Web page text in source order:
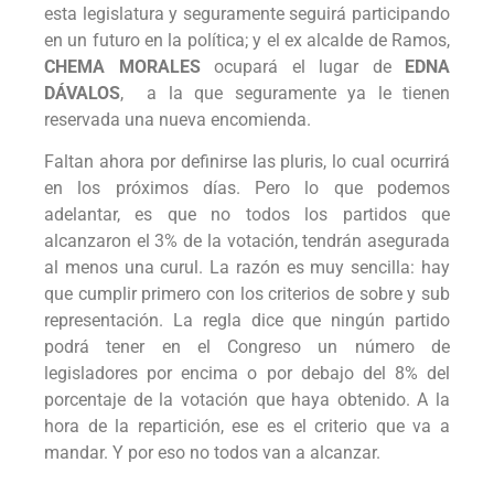
esta legislatura y seguramente seguirá participando
en un futuro en la política; y el ex alcalde de Ramos,
CHEMA MORALESocupará el lugar de EDNA
DÁVALOS, a la que seguramente ya le tienen
reservada una nueva encomienda.
Faltan ahora por definirse las pluris, lo cual ocurrirá
en los próximos días. Pero lo que podemos
adelantar, es que no todos los partidos que
alcanzaron el 3% de la votación, tendrán asegurada
al menos una curul. La razón es muy sencilla: hay
que cumplir primero con los criterios de sobre y sub
representación. La regla dice que ningún partido
podrá tener en el Congreso un número de
legisladores por encima o por debajo del 8% del
porcentaje de la votación que haya obtenido. A la
hora de la repartición, ese es el criterio que va a
mandar. Y por eso no todos van a alcanzar.